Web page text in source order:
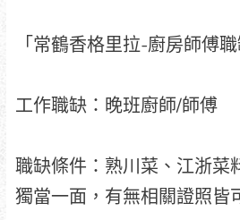
「常鶴香格里拉-廚房師傅職
工作職缺：晚班廚師/師傅
職缺條件：熟川菜、江浙菜
獨當一面，有無相關證照皆